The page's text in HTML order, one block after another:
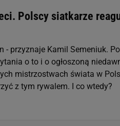
Polscy siatkarze
- przyznaje Kamil Semeniuk.
o to i o ogłoszoną
mistrzostwach świata w
z tym rywalem. I co wtedy?